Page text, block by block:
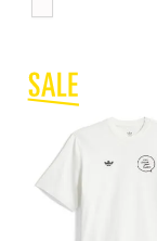
Colour
white